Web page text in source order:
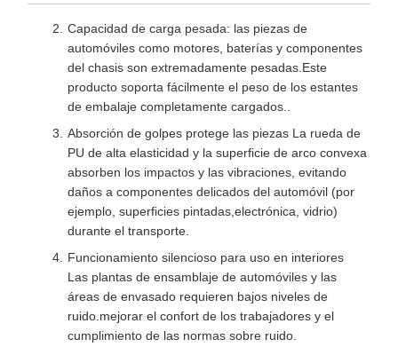
Capacidad de carga pesada: las piezas de
automóviles como motores, baterías y componentes
del chasis son extremadamente pesadas.Este
producto soporta fácilmente el peso de los estantes
de embalaje completamente cargados..
Absorción de golpes protege las piezas La rueda de
PU de alta elasticidad y la superficie de arco convexa
absorben los impactos y las vibraciones, evitando
daños a componentes delicados del automóvil (por
ejemplo, superficies pintadas,electrónica, vidrio)
durante el transporte.
Funcionamiento silencioso para uso en interiores ️
Las plantas de ensamblaje de automóviles y las
áreas de envasado requieren bajos niveles de
ruido.mejorar el confort de los trabajadores y el
cumplimiento de las normas sobre ruido.